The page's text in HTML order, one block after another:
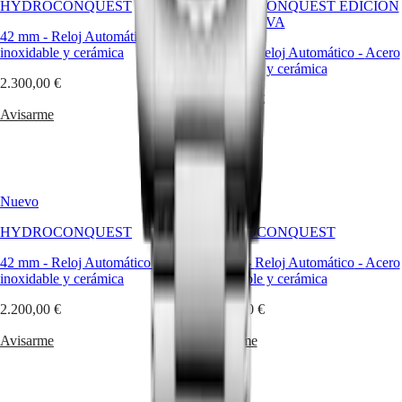
de
Correas
de
su
reloj
Precios
servicio
Garantía
un
de
HYDROCONQUEST
42 mm - Reloj Automático
inoxidable y cerámica
2.300,00 €
Avisarme
HYDROCONQUEST EDICIÓN
EXCLUSIVA
Reloj Automático- Acero
inoxidable y cerámica
2.200,00 €
Avisarme
Nuevo
HYDROCONQUEST
42 mm - Reloj Automático-Acero
inoxidable y cerámica
2.200,00 €
Avisarme
HYDROCONQUEST
42 mm- Reloj Automático- Acero
inoxidable y cerámica
2.300,00 €
Avisarme